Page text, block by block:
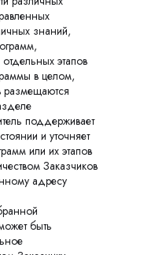
знаний,
этапов
в целом,
размещаются
поддерживает
и уточняет
или их этапов
Заказчиков
адресу
быть